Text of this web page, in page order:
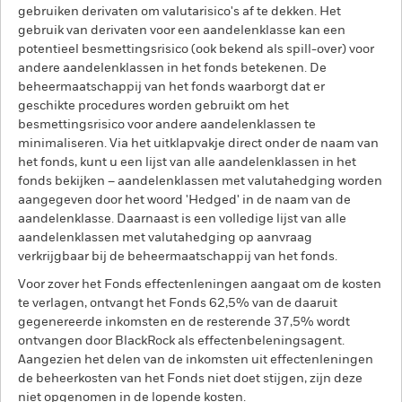
gebruiken derivaten om valutarisico's af te dekken. Het
gebruik van derivaten voor een aandelenklasse kan een
potentieel besmettingsrisico (ook bekend als spill-over) voor
andere aandelenklassen in het fonds betekenen. De
beheermaatschappij van het fonds waarborgt dat er
geschikte procedures worden gebruikt om het
besmettingsrisico voor andere aandelenklassen te
minimaliseren. Via het uitklapvakje direct onder de naam van
het fonds, kunt u een lijst van alle aandelenklassen in het
fonds bekijken – aandelenklassen met valutahedging worden
aangegeven door het woord 'Hedged' in de naam van de
aandelenklasse. Daarnaast is een volledige lijst van alle
aandelenklassen met valutahedging op aanvraag
verkrijgbaar bij de beheermaatschappij van het fonds.
Voor zover het Fonds effectenleningen aangaat om de kosten
te verlagen, ontvangt het Fonds 62,5% van de daaruit
gegenereerde inkomsten en de resterende 37,5% wordt
ontvangen door BlackRock als effectenbeleningsagent.
Aangezien het delen van de inkomsten uit effectenleningen
de beheerkosten van het Fonds niet doet stijgen, zijn deze
niet opgenomen in de lopende kosten.